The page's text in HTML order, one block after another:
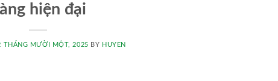
hiện đại
THÁNG MƯỜI MỘT, 2025 BY HUYEN